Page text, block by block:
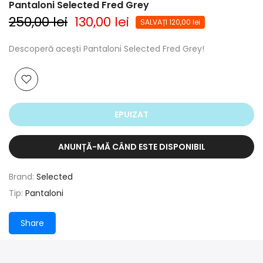
Pantaloni Selected Fred Grey
250,00 lei 130,00 lei SALVAȚI 120,00 lei
Descoperă acești Pantaloni Selected Fred Grey!
EPUIZAT
ANUNȚĂ-MĂ CÂND ESTE DISPONIBIL
Brand: Selected
Tip: Pantaloni
Share